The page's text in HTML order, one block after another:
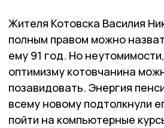
Жителя Котовска Василия
полным правом можно
ему 91 год. Но
оптимизму котовчанина
позавидовать. Энергия
всему новому подтолкнули
пойти на компьютерные